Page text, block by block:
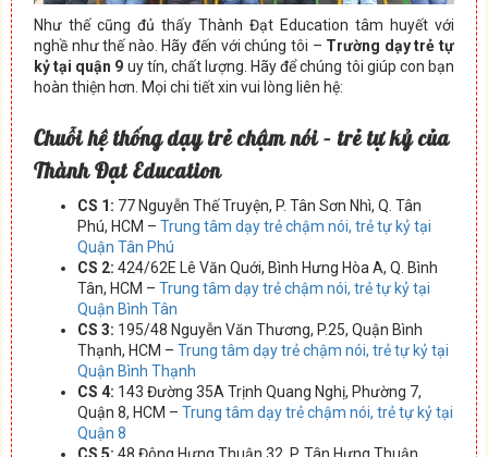
Như thế cũng đủ thấy Thành Đạt Education tâm huyết với
nghề như thế nào. Hãy đến với chúng tôi – Trường dạy trẻ tự
kỷ tại quận 9 uy tín, chất lượng. Hãy để chúng tôi giúp con bạn
hoàn thiện hơn. Mọi chi tiết xin vui lòng liên hệ:
Chuỗi hệ thống dạy trẻ chậm nói – trẻ tự kỷ của
Thành Đạt Education
CS 1: 77 Nguyễn Thế Truyện, P. Tân Sơn Nhì, Q. Tân
Phú, HCM – Trung tâm dạy trẻ chậm nói, trẻ tự kỷ tại
Quận Tân Phú
CS 2: 424/62E Lê Văn Quới, Bình Hưng Hòa A, Q. Bình
Tân, HCM – Trung tâm dạy trẻ chậm nói, trẻ tự kỷ tại
Quận Bình Tân
CS 3: 195/48 Nguyễn Văn Thương, P.25, Quận Bình
Thạnh, HCM – Trung tâm dạy trẻ chậm nói, trẻ tự kỷ tại
Quận Bình Thạnh
CS 4: 143 Đường 35A Trịnh Quang Nghị, Phường 7,
Quận 8, HCM – Trung tâm dạy trẻ chậm nói, trẻ tự kỷ tại
Quận 8
CS 5: 48 Đông Hưng Thuận 32, P. Tân Hưng Thuận,